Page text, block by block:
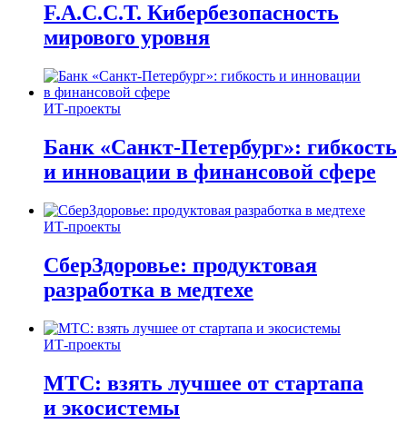
F.A.C.C.T. Кибербезопасность
мирового уровня
ИТ-проекты
Банк «Санкт-Петербург»: гибкость
и инновации в финансовой сфере
ИТ-проекты
СберЗдоровье: продуктовая
разработка в медтехе
ИТ-проекты
МТС: взять лучшее от стартапа
и экосистемы